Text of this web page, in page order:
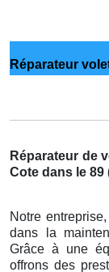
Réparateur
Réparateur de
Cote dans le 89
Notre
dans la
Grâce à une
offrons des